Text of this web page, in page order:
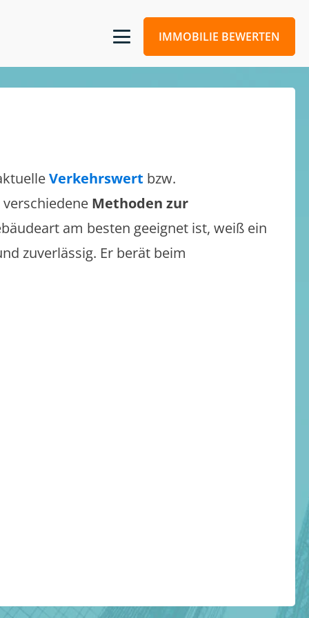
IMMOBILIE BEWERTEN
Verkehrswert bzw.
Methoden zur
am besten geeignet ist, weiß ein
zuverlässig. Er berät beim